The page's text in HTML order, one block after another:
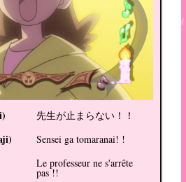
) 先生が止まらない！！
) Sensei ga tomaranai! !
Le professeur ne s'arrête
pas !!